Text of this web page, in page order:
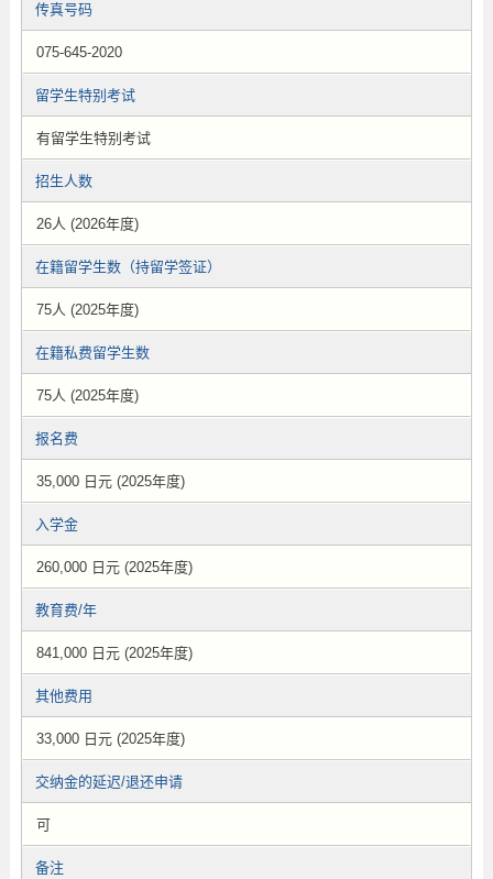
传真号码
075-645-2020
留学生特别考试
有留学生特别考试
招生人数
26人 (2026年度)
在籍留学生数（持留学签证）
75人 (2025年度)
在籍私费留学生数
75人 (2025年度)
报名费
35,000 日元 (2025年度)
入学金
260,000 日元 (2025年度)
教育费/年
841,000 日元 (2025年度)
其他费用
33,000 日元 (2025年度)
交纳金的延迟/退还申请
可
备注